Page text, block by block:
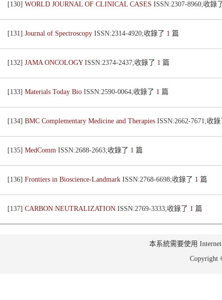
[130] WORLD JOURNAL OF CLINICAL CASES ISSN:2307-8960;收錄
[131] Journal of Spectroscopy ISSN:2314-4920;收錄了 1 篇
[132] JAMA ONCOLOGY ISSN:2374-2437;收錄了 1 篇
[133] Materials Today Bio ISSN:2590-0064;收錄了 1 篇
[134] BMC Complementary Medicine and Therapies ISSN:2662-7671;收
[135] MedComm ISSN:2688-2663;收錄了 1 篇
[136] Frontiers in Bioscience-Landmark ISSN:2768-6698;收錄了 1 篇
[137] CARBON NEUTRALIZATION ISSN:2769-3333;收錄了 1 篇
本系統需要使用
Copyright